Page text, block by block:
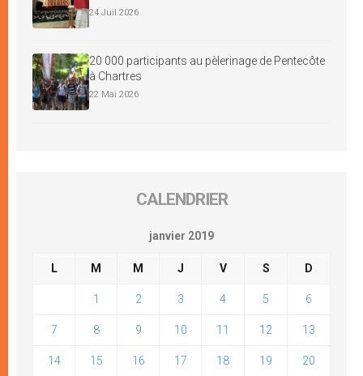
24 Juil 2026
20 000 participants au pèlerinage de Pentecôte
à Chartres
22 Mai 2026
CALENDRIER
janvier 2019
L M M J V S D
1 2 3 4 5 6
7 8 9 10 11 12 13
14 15 16 17 18 19 20